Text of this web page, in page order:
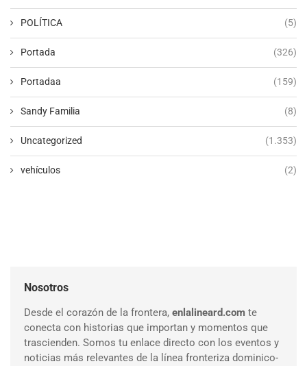
POLÍTICA (5)
Portada (326)
Portadaa (159)
Sandy Familia (8)
Uncategorized (1.353)
vehículos (2)
Nosotros
Desde el corazón de la frontera, enlalineard.com te
conecta con historias que importan y momentos que
trascienden. Somos tu enlace directo con los eventos y
noticias más relevantes de la línea fronteriza dominico-